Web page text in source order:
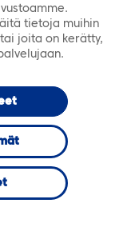
tietoja muihin
joita on kerätty,